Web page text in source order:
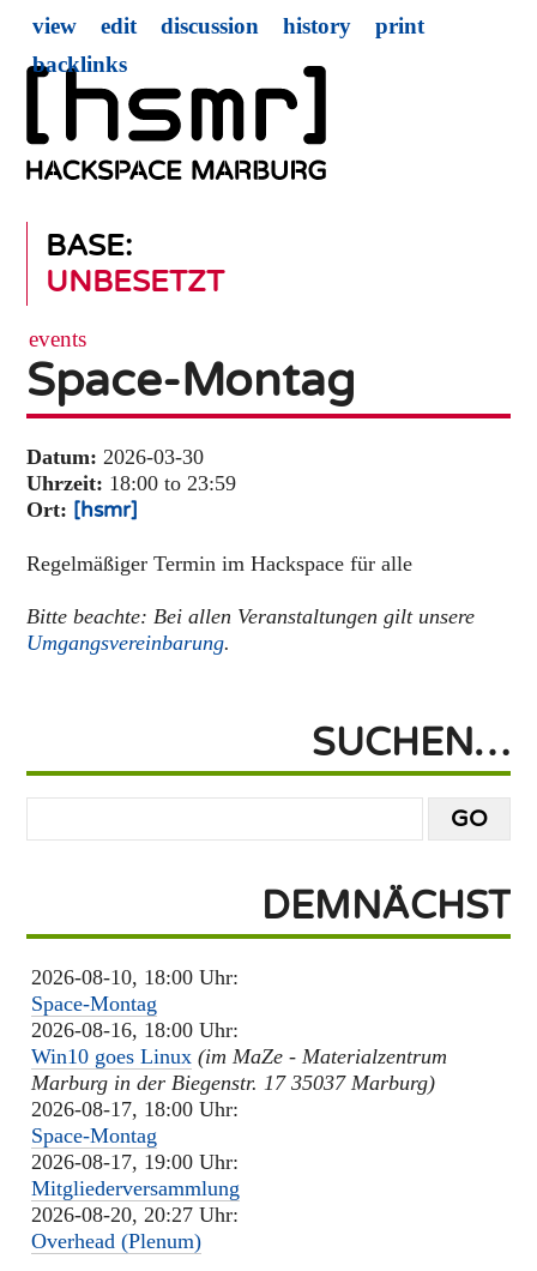
BASE:
UNBESETZT
view edit discussion history
print
backlinks
events
Space-Montag
Datum: 2026-03-30
Uhrzeit: 18:00 to 23:59
Ort: [hsmr]
Regelmäßiger Termin im Hackspace für alle
Bitte beachte: Bei allen Veranstaltungen gilt unsere
Umgangsvereinbarung.
SUCHEN…
DEMNÄCHST
2026-08-10, 18:00 Uhr:
Space-Montag
2026-08-16, 18:00 Uhr:
Win10 goes Linux (im MaZe - Materialzentrum
Marburg in der Biegenstr. 17 35037 Marburg)
2026-08-17, 18:00 Uhr:
Space-Montag
2026-08-17, 19:00 Uhr:
Mitgliederversammlung
2026-08-20, 20:27 Uhr:
Overhead (Plenum)